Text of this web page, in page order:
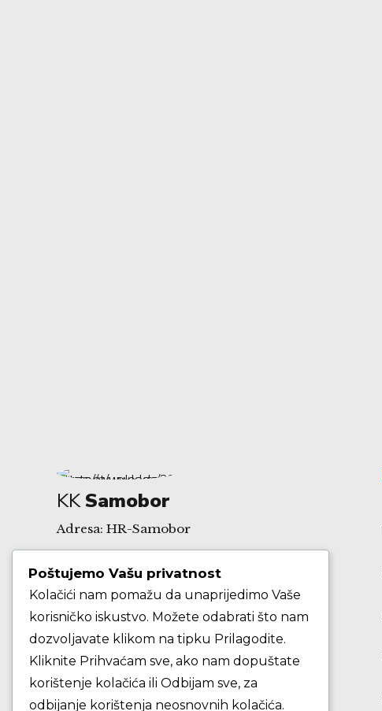
KKSamobor
Adresa: HR-Samobor
Andrije Hebranga 26A
E-mail: klub@kksamobor.hr
Poštujemo Vašu privatnost
Kolačići nam pomažu da unaprijedimo Vaše
korisničko iskustvo. Možete odabrati što nam
dozvoljavate klikom na tipku Prilagodite.
Kliknite Prihvaćam sve, ako nam dopuštate
korištenje kolačića ili Odbijam sve, za
odbijanje korištenja neosnovnih kolačića.